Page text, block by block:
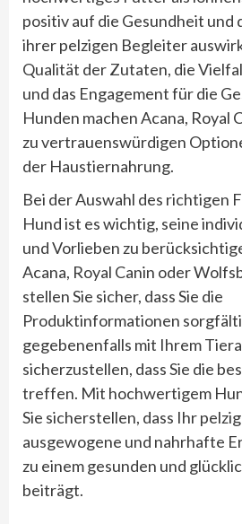
positiv auf die Gesundheit und
ihrer pelzigen Begleiter
Qualität der Zutaten, die
und das Engagement für die
Hunden machen Acana, Royal
zu vertrauenswürdigen
der Haustiernahrung.
Bei der Auswahl des richtigen
Hund ist es wichtig, seine
und Vorlieben zu
Acana, Royal Canin oder
stellen Sie sicher, dass Sie die
Produktinformationen
gegebenenfalls mit Ihrem
sicherzustellen, dass Sie die
treffen. Mit hochwertigem
Sie sicherstellen, dass Ihr
ausgewogene und nahrhafte
zu einem gesunden und
beiträgt.